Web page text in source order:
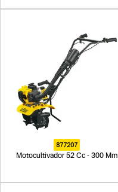
877207
Motocultivador 52 Cc - 300 Mm